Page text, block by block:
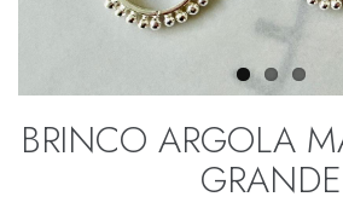
BRINCO ARGOLA
GRANDE